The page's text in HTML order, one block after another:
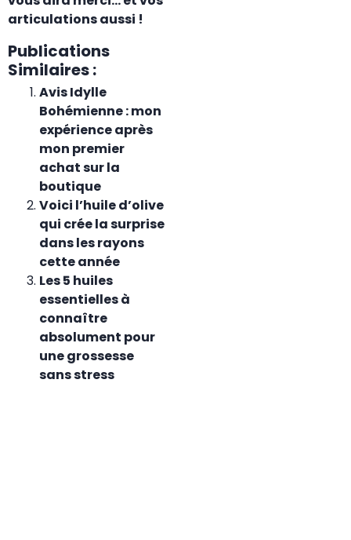
articulations aussi !
Publications
Similaires :
Avis Idylle
Bohémienne : mon
expérience après
mon premier
achat sur la
boutique
Voici l’huile d’olive
qui crée la surprise
dans les rayons
cette année
Les 5 huiles
essentielles à
connaître
absolument pour
une grossesse
sans stress